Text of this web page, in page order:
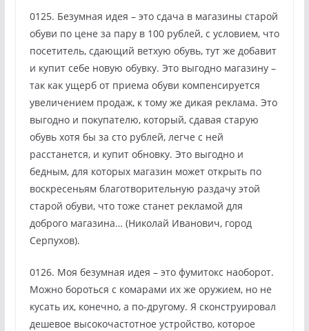
0125. Безумная идея – это сдача в магазины старой
обуви по цене за пару в 100 рублей, с условием, что
посетитель, сдающий ветхую обувь, тут же добавит
и купит себе новую обувку. Это выгодно магазину –
так как ущерб от приема обуви компенсируется
увеличением продаж, к тому же дикая реклама. Это
выгодно и покупателю, который, сдавая старую
обувь хотя бы за сто рублей, легче с ней
расстанется, и купит обновку. Это выгодно и
бедным, для которых магазин может открыть по
воскресеньям благотворительную раздачу этой
старой обуви, что тоже станет рекламой для
доброго магазина… (Николай Иванович, город
Серпухов).
0126. Моя безумная идея – это фумитокс наоборот.
Можно бороться с комарами их же оружием, но не
кусать их, конечно, а по-другому. Я сконструировал
дешевое высокочастотное устройство, которое